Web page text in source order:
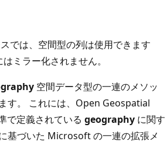
では、空間型の列は使用できます
ミラー化されません。
空間データ型の一連のメソッ
す。 これには、Open Geospatial
で定義されている geography に関す
基づいた Microsoft の一連の拡張メ